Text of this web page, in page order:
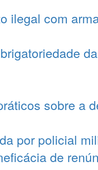
ilegal com
sobre a
por policial
de